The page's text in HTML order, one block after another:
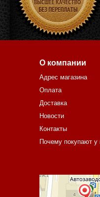
О компании
Адрес магазина
Оплата
Доставка
Новости
Контакты
Почему покупают у